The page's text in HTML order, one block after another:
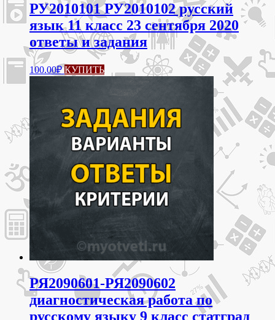
РУ2010101 РУ2010102 русский
язык 11 класс 23 сентября 2020
ответы и задания
100.00₽ КУПИТЬ
РЯ2090601-РЯ2090602
диагностическая работа по
русскому языку 9 класс статград